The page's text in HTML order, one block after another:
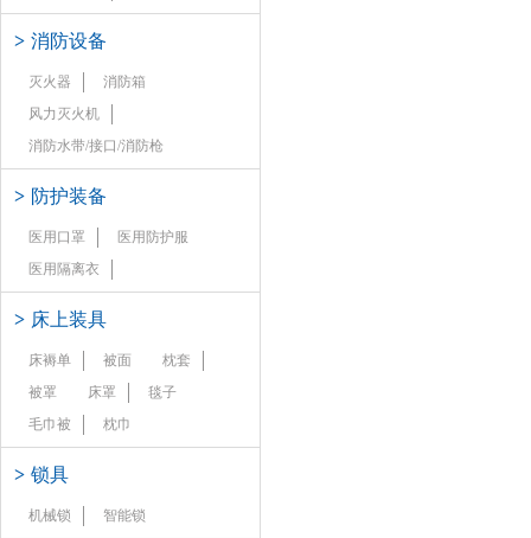
> 消防设备
灭火器
消防箱
风力灭火机
消防水带/接口/消防枪
> 防护装备
医用口罩
医用防护服
医用隔离衣
> 床上装具
床褥单 被面
枕套
被罩
床罩
毯子
毛巾被
枕巾
> 锁具
机械锁 智能锁